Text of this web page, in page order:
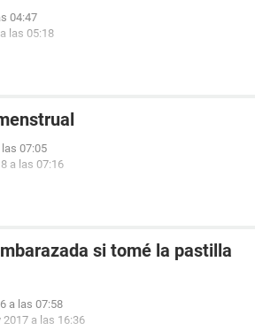
04:47
las 05:18
07:05
a las 07:16
si tomé la pastilla
a las 07:58
2017 a las 16:36